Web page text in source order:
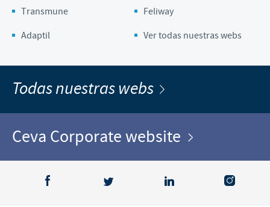
Transmune
Feliway
Adaptil
Ver todas nuestras webs
Todas nuestras webs
Ceva Corporate website